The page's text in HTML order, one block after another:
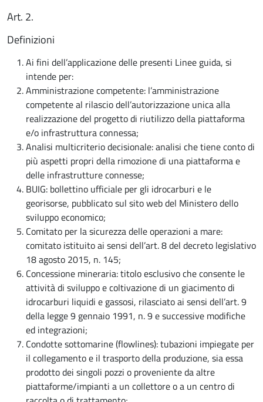
Art. 2.
Definizioni
Ai fini dell’applicazione delle presenti Linee guida, si
intende per:
Amministrazione competente: l’amministrazione
competente al rilascio dell’autorizzazione unica alla
realizzazione del progetto di riutilizzo della piattaforma
e/o infrastruttura connessa;
Analisi multicriterio decisionale: analisi che tiene conto di
più aspetti propri della rimozione di una piattaforma e
delle infrastrutture connesse;
BUIG: bollettino ufficiale per gli idrocarburi e le
georisorse, pubblicato sul sito web del Ministero dello
sviluppo economico;
Comitato per la sicurezza delle operazioni a mare:
comitato istituito ai sensi dell’art. 8 del decreto legislativo
18 agosto 2015, n. 145;
Concessione mineraria: titolo esclusivo che consente le
attività di sviluppo e coltivazione di un giacimento di
idrocarburi liquidi e gassosi, rilasciato ai sensi dell’art. 9
della legge 9 gennaio 1991, n. 9 e successive modifiche
ed integrazioni;
Condotte sottomarine (flowlines): tubazioni impiegate per
il collegamento e il trasporto della produzione, sia essa
prodotto dei singoli pozzi o proveniente da altre
piattaforme/impianti a un collettore o a un centro di